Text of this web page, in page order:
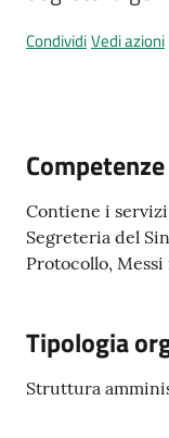
Sassuolo
l
l
e
a
e
CondividiVedi azioni
Competenze
Contiene i
Segreteria del
Protocollo,
Tipologia
Struttura